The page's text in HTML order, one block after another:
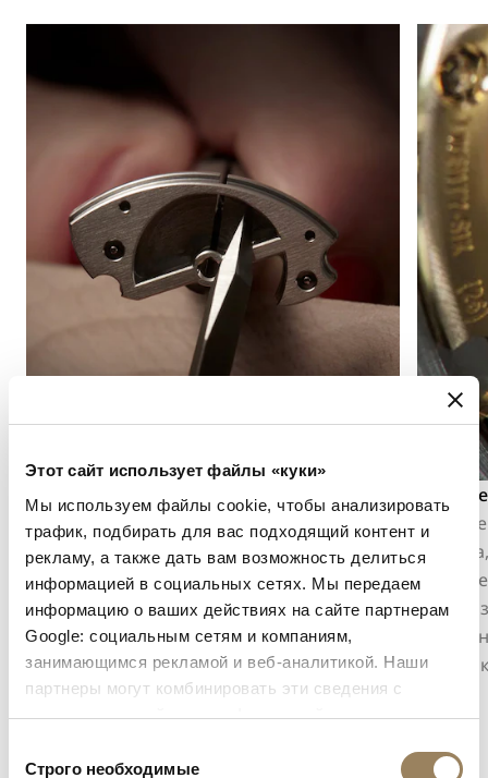
Этот сайт использует файлы «куки»
Мы используем файлы cookie, чтобы анализировать
трафик, подбирать для вас подходящий контент и
рекламу, а также дать вам возможность делиться
информацией в социальных сетях. Мы передаем
информацию о ваших действиях на сайте партнерам
Google: социальным сетям и компаниям,
занимающимся рекламой и веб-аналитикой. Наши
партнеры могут комбинировать эти сведения с
предоставленной вами информацией, а также
вами их сервисов.
согласия
Строго необходимые
Англаж
Англаж заключается в снятии фаски и
последующей полировке кромок
компонентов механизма. Эта отделка
подчёркивает контуры деталей,
улавливает свет и раскрывает точность
работы, выполненной в мельчайших
деталях.